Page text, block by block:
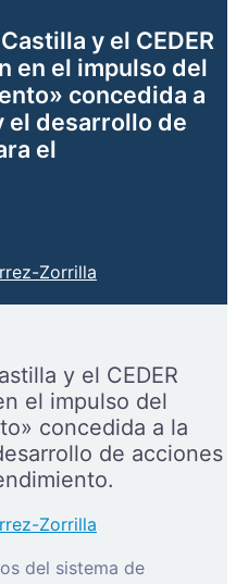
y el CEDER
en el impulso del
concedida a
el desarrollo de
el
Zorrilla
y el CEDER
el impulso del
concedida a la
de acciones
Zorrilla
del sistema de